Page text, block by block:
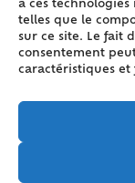
à ces
telles que le
sur ce site. Le fait
consentement
caractéristiques et